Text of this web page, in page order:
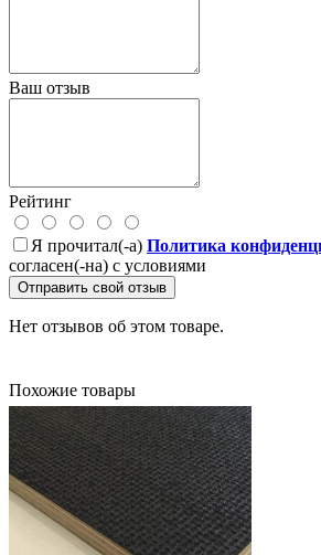
Ваш отзыв
Рейтинг
Я прочитал(-а) Политика
согласен(-на) с условиями
Отправить свой отзыв
Нет отзывов об этом товаре.
Похожие товары